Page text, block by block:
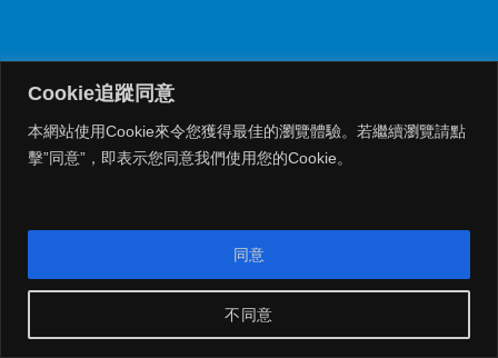
Cookie追蹤同意
本網站使用Cookie來令您獲得最佳的瀏覽體驗。若繼續瀏覽請點
擊”同意”，即表示您同意我們使用您的Cookie。
不同意
同意